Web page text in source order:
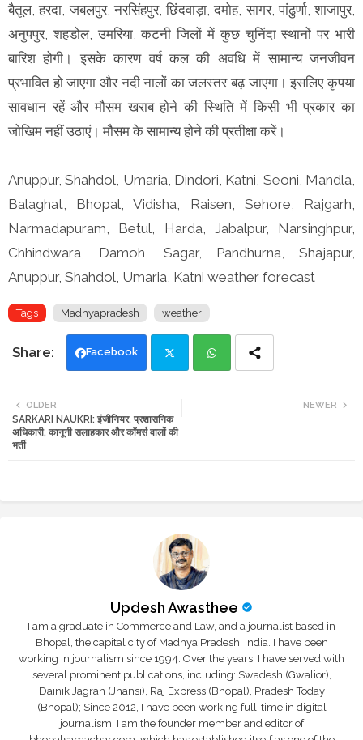
बैतूल, हरदा, जबलपुर, नरसिंहपुर, छिंदवाड़ा, दमोह, सागर, पांढुर्णा, शाजापुर,
अनुपपुर, शहडोल, उमरिया, कटनी जिलों में कुछ चुनिंदा स्थानों पर भारी
बारिश होगी। इसके कारण वर्ष कल की अवधि में सामान्य जनजीवन
प्रभावित हो जाएगा और नदी नालों का जलस्तर बढ़ जाएगा। इसलिए कृपया
सावधान रहें और मौसम खराब होने की स्थिति में किसी भी प्रकार का
जोखिम नहीं उठाएं। मौसम के सामान्य होने की प्रतीक्षा करें।
Anuppur, Shahdol, Umaria, Dindori, Katni, Seoni, Mandla,
Balaghat, Bhopal, Vidisha, Raisen, Sehore, Rajgarh,
Narmadapuram, Betul, Harda, Jabalpur, Narsinghpur,
Chhindwara, Damoh, Sagar, Pandhurna, Shajapur,
Anuppur, Shahdol, Umaria, Katni weather forecast
Tags Madhyapradesh weather
Facebook
tte
NEWER
OLDER
SARKARI NAUKRI: इंजीनियर, प्रशासनिक
अधिकारी, कानूनी सलाहकार और कॉमर्स वालों की
भर्ती
Updesh Awasthee
I am a graduate in Commerce and Law, and a journalist based in
Bhopal, the capital city of Madhya Pradesh, India. I have been
working in journalism since 1994. Over the years, I have served with
several prominent publications, including: Swadesh (Gwalior),
Dainik Jagran (Jhansi), Raj Express (Bhopal), Pradesh Today
(Bhopal); Since 2012, I have been working full-time in digital
journalism. I am the founder member and editor of